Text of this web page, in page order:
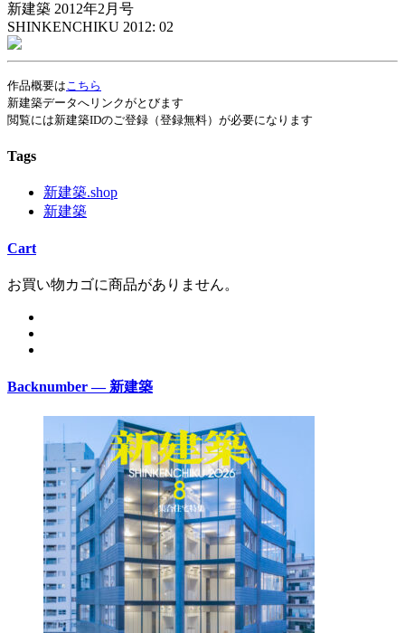
新建築 2012年2月号
SHINKENCHIKU 2012: 02
作品概要はこちら
新建築データへリンクがとびます
閲覧には新建築IDのご登録（登録無料）が必要になります
Tags
新建築.shop
新建築
Cart
お買い物カゴに商品がありません。
Backnumber — 新建築